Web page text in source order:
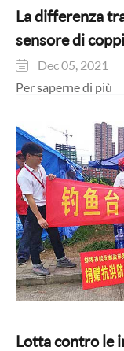
La differenza
sensore di

Dec 05, 2021
Per saperne di più
Lotta contro le